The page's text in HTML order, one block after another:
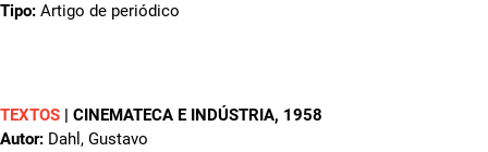
Tipo: Artigo de periódico
TEXTOS | CINEMATECA E INDÚSTRIA, 1958
Autor: Dahl, Gustavo